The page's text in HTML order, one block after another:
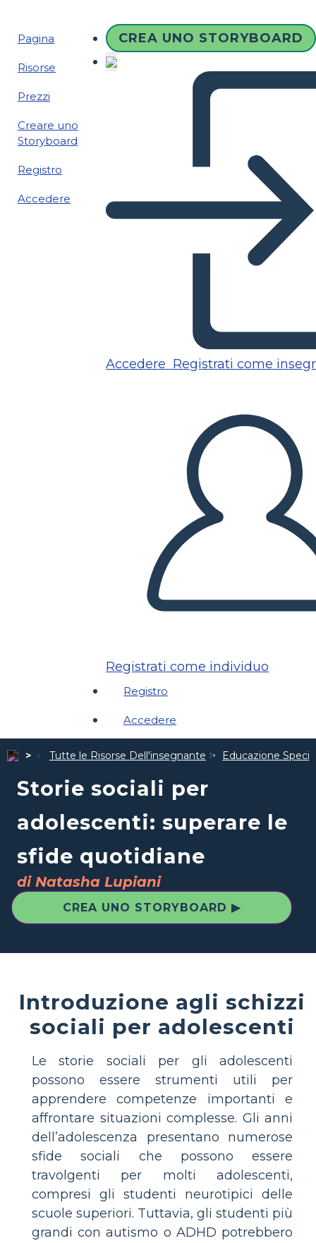
Pagina
Risorse
Prezzi
Creare uno
Storyboard
Registro
Accedere
CREA UNO STORYBOARD
Accedere Registrati come
Registrati come individuo
Registro
Accedere
Tutte le Risorse Dell'insegnante Educazione
Storie sociali per
adolescenti: superare le
sfide quotidiane
di Natasha Lupiani
CREA UNO STORYBOARD ▶
Introduzione agli schizzi
sociali per adolescenti
Le storie sociali per gli adolescenti
possono essere strumenti utili per
apprendere competenze importanti e
affrontare situazioni complesse. Gli anni
dell’adolescenza presentano numerose
sfide sociali che possono essere
travolgenti per molti adolescenti,
compresi gli studenti neurotipici delle
scuole superiori. Tuttavia, gli studenti più
grandi con autismo o ADHD potrebbero